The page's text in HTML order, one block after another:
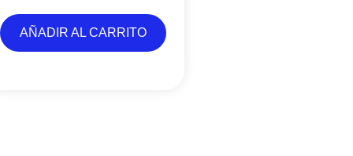
AÑADIR AL CARRITO